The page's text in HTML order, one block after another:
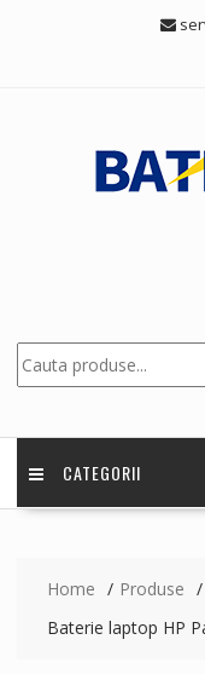
CATEGORII
Home
Produse
Baterie laptop HP